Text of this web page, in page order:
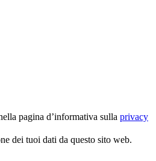
pagina d’informativa sulla privacy
dei tuoi dati da questo sito web.